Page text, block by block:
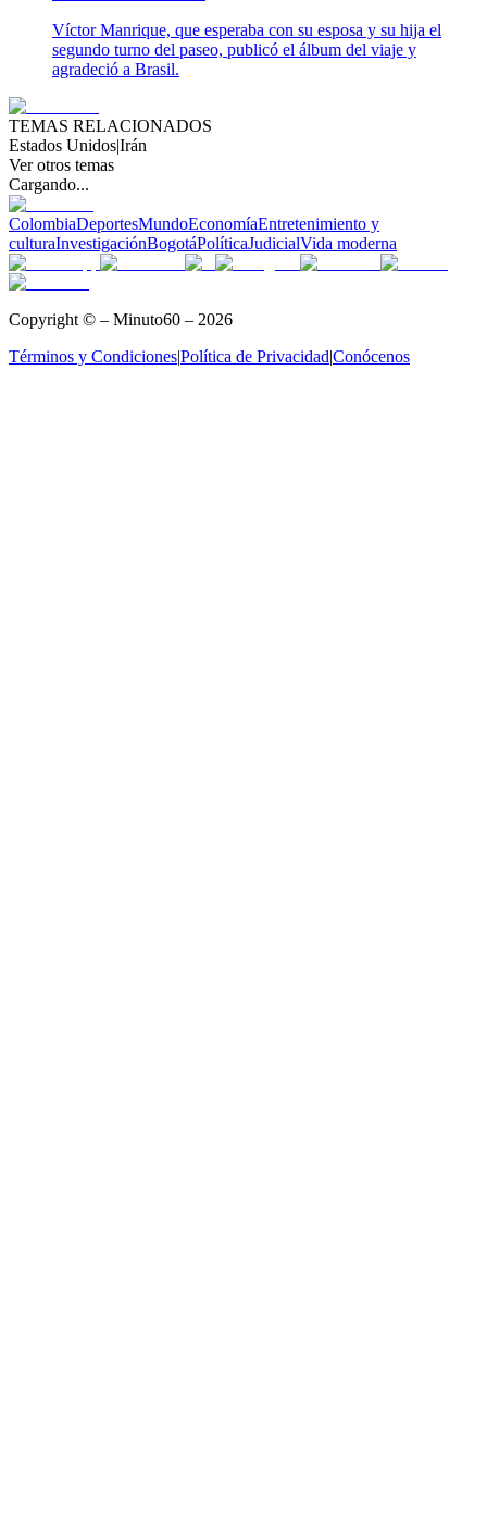
Víctor Manrique, que esperaba con su esposa y su hija el
segundo turno del paseo, publicó el álbum del viaje y
agradeció a Brasil.
TEMAS RELACIONADOS
Estados Unidos|Irán
Ver otros temas
Cargando...
ColombiaDeportesMundoEconomíaEntretenimiento y
culturaInvestigaciónBogotáPolíticaJudicialVida moderna
Copyright © – Minuto60 – 2026
Términos y Condiciones|Política de Privacidad|Conócenos